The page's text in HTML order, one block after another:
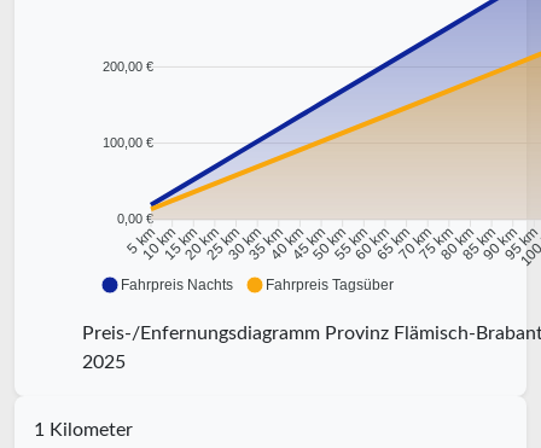
200,00 €
100,00 €
0,00 €
5 km
10 km15 km20 km25 km30 km35 km40 km45 km50 km55 km60 km65 km70 km75 km80 km85 km90 km95 km
Fahrpreis Nachts Fahrpreis Tagsüber
Preis-/Enfernungsdiagramm Provinz Flämisch-
2025
1 Kilometer